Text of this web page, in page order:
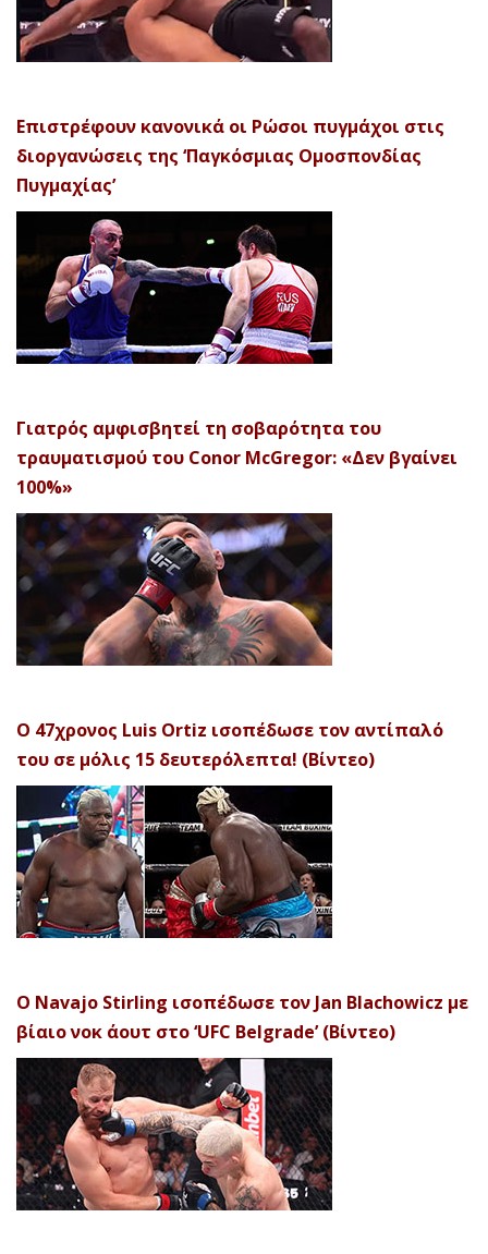
Επιστρέφουν κανονικά οι Ρώσοι πυγμάχοι στις
διοργανώσεις της ‘Παγκόσμιας Ομοσπονδίας
Πυγμαχίας’
Γιατρός αμφισβητεί τη σοβαρότητα του
τραυματισμού του Conor McGregor: «Δεν βγαίνει
100%»
Ο 47χρονος Luis Ortiz ισοπέδωσε τον αντίπαλό
του σε μόλις 15 δευτερόλεπτα! (Βίντεο)
Ο Navajo Stirling ισοπέδωσε τον Jan Blachowicz με
βίαιο νοκ άουτ στο ‘UFC Belgrade’ (Βίντεο)